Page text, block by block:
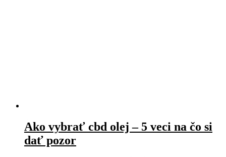
Ako vybrať cbd olej – 5 veci na čo si
dať pozor